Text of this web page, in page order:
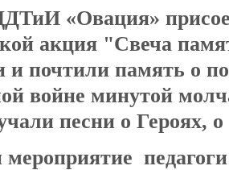
«Овация»
акция "Свеча
и почтили память о
войне минутой
песни о Героях,
мероприятие